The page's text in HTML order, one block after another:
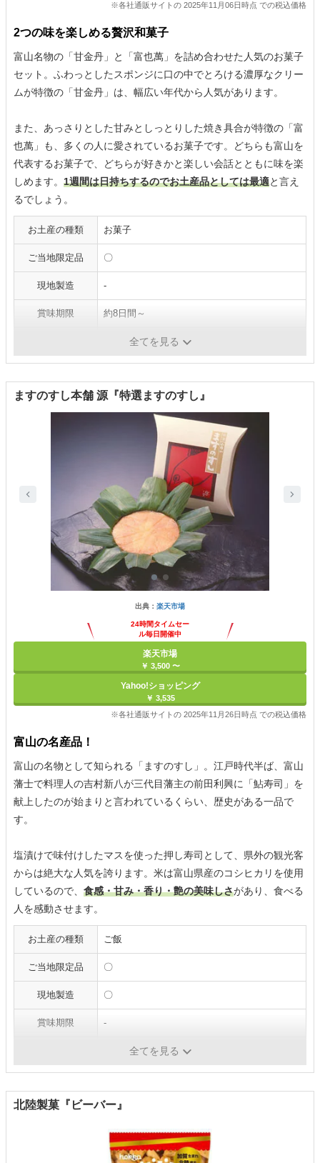
※各社通販サイトの 2025年11月06日時点 での税込価格
2つの味を楽しめる贅沢和菓子
富山名物の「甘金丹」と「富也萬」を詰め合わせた人気のお菓子
セット。ふわっとしたスポンジに口の中でとろける濃厚なクリー
ムが特徴の「甘金丹」は、幅広い年代から人気があります。
また、あっさりとした甘みとしっとりした焼き具合が特徴の「富
也萬」も、多くの人に愛されているお菓子です。どちらも富山を
代表するお菓子で、どちらが好きかと楽しい会話とともに味を楽
しめます。 1週間は日持ちするのでお土産品としては最適と言え
るでしょう。
お土産の種類 お菓子
ご当地限定品 〇
現地製造 -
賞味期限 約8日間～
全てを見る
ますのすし本舗 源『特選ますのすし』
出典： 楽天市場
24時間タイムセー
ル毎日開催中
楽天市場
￥ 3,500 〜
Yahoo!ショッピング
￥ 3,535
※各社通販サイトの 2025年11月26日時点 での税込価格
富山の名産品！
富山の名物として知られる「ますのすし」。江戸時代半ば、富山
藩士で料理人の吉村新八が三代目藩主の前田利興に「鮎寿司」を
献上したのが始まりと言われているくらい、歴史がある一品で
す。
塩漬けで味付けしたマスを使った押し寿司として、県外の観光客
からは絶大な人気を誇ります。米は富山県産のコシヒカリを使用
しているので、 食感・甘み・香り・艶の美味しさがあり、食べる
人を感動させます。
お土産の種類 ご飯
ご当地限定品 〇
現地製造 〇
賞味期限 ‐
全てを見る
北陸製菓『ビーバー』